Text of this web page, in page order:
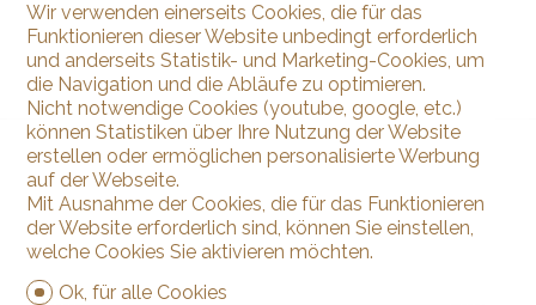
Wir verwenden einerseits Cookies, die für das
Funktionieren dieser Website unbedingt erforderlich
und anderseits Statistik- und Marketing-Cookies, um
die Navigation und die Abläufe zu optimieren.
Nicht notwendige Cookies (youtube, google, etc.)
können Statistiken über Ihre Nutzung der Website
erstellen oder ermöglichen personalisierte Werbung
auf der Webseite.
Mit Ausnahme der Cookies, die für das Funktionieren
der Website erforderlich sind, können Sie einstellen,
welche Cookies Sie aktivieren möchten.
Ok, für alle Cookies